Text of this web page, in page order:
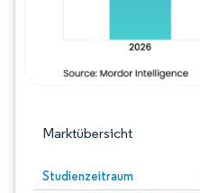
Marktübersicht
Studienzeitraum